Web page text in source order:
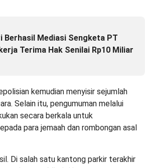
Berhasil Mediasi Sengketa PT
Terima Hak Senilai Rp10 Miliar
kemudian menyisir sejumlah
Selain itu, pengumuman melalui
secara berkala untuk
para jemaah dan rombongan asal
Di salah satu kantong parkir terakhir